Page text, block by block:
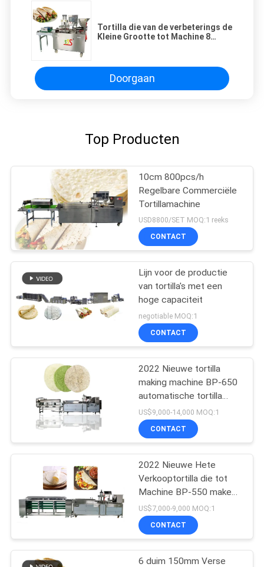
Tortilla die van de verbeterings de
Kleine Grootte tot Machine 8
Doorgaan
Top Producten
10cm 800pcs/h
Regelbare Commerciële
Tortillamachine
USD8800/SET MOQ:1 reeks
CONTACT
Lijn voor de productie
van tortilla's met een
hoge capaciteit
negotiable MOQ:1
CONTACT
2022 Nieuwe tortilla
making machine BP-650
automatische tortilla
making machine
US$9,000-14,000 MOQ:1
CONTACT
2022 Nieuwe Hete
Verkooptortilla die tot
Machine BP-550 maken
Tortillaproductielijn
US$7,000-9,000 MOQ:1
CONTACT
6 duim 150mm Verse